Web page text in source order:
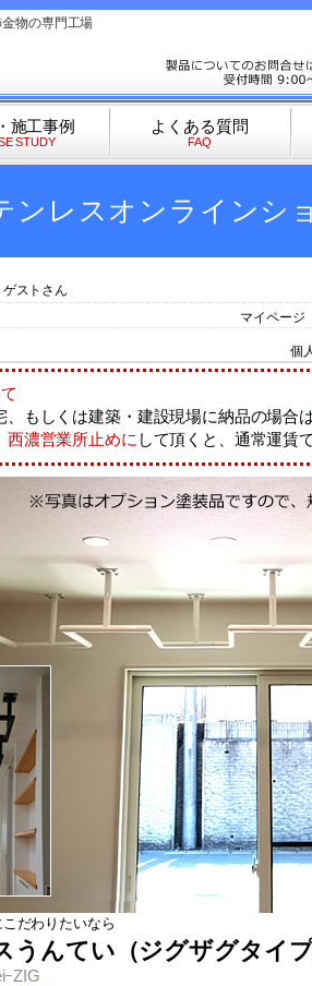
物の専門工場
施工事例
STUDY
よくある質問
FAQ
ンレスオンラインシ
ストさん
マイページ
個
、もしくは建築・建設現場に納品の場合
西濃営業所止めに して頂くと、通常運賃
だわりたいなら
うんてい（ジグザグタイプ
ZIG